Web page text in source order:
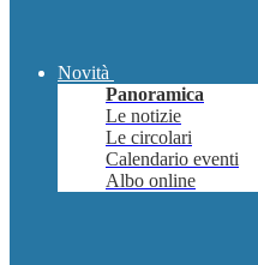
Novità
Panoramica
Le notizie
Le circolari
Calendario eventi
Albo online